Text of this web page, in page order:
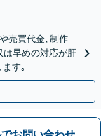
売買代金､制作
は早めの対応が肝
す｡